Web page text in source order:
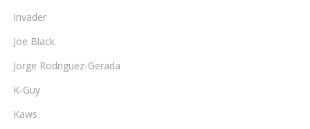
Invader
Joe Black
Jorge Rodriguez-Gerada
K-Guy
Kaws